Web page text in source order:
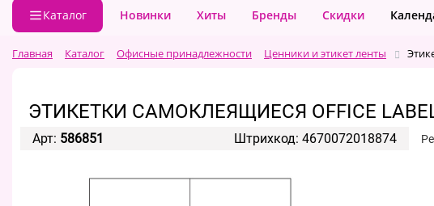
Каталог Новинки Хиты Бренды Скидки
Главная Каталог Офисные принадлежности Ценники и этикет ленты
ЭТИКЕТКИ САМОКЛЕЯЩИЕСЯ OFFICE
Арт: 586851 Штрихкод: 4670072018874